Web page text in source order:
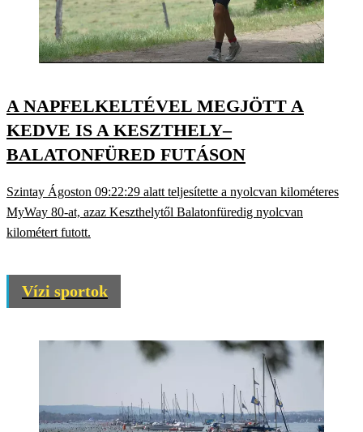
A NAPFELKELTÉVEL MEGJÖTT A
KEDVE IS A KESZTHELY–
BALATONFÜRED FUTÁSON
Szintay Ágoston 09:22:29 alatt teljesítette a nyolcvan kilométeres
MyWay 80-at, azaz Keszthelytől Balatonfüredig nyolcvan
kilométert futott.
Vízi sportok